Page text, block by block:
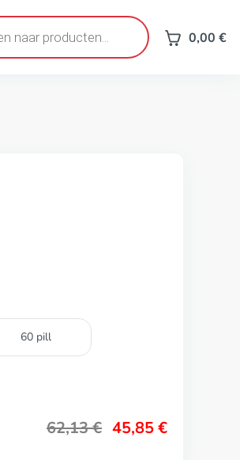
0,00 €
60 pill
62,13€ 45,85€